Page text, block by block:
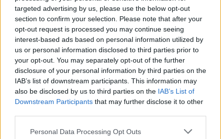
targeted advertising by us, please use the below opt-out
section to confirm your selection. Please note that after your
opt-out request is processed you may continue seeing
interest-based ads based on personal information utilized by
us or personal information disclosed to third parties prior to
your opt-out. You may separately opt-out of the further
disclosure of your personal information by third parties on the
IAB’s list of downstream participants. This information may
also be disclosed by us to third parties on the IAB’s List of
Downstream Participants that may further disclose it to other
Personal Data Processing Opt Outs
PODCAST Novák Zsombor 2 perc